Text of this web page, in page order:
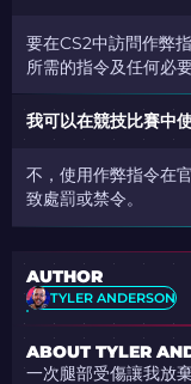
要在CS2中訪問作弊
所需的指令及任何必
我可以在競技比賽中
不，使用作弊指令在
致處罰或禁令。
AUTHOR
TYLER ANDERSON
ABOUT TYLER
一次腿部受傷讓我放